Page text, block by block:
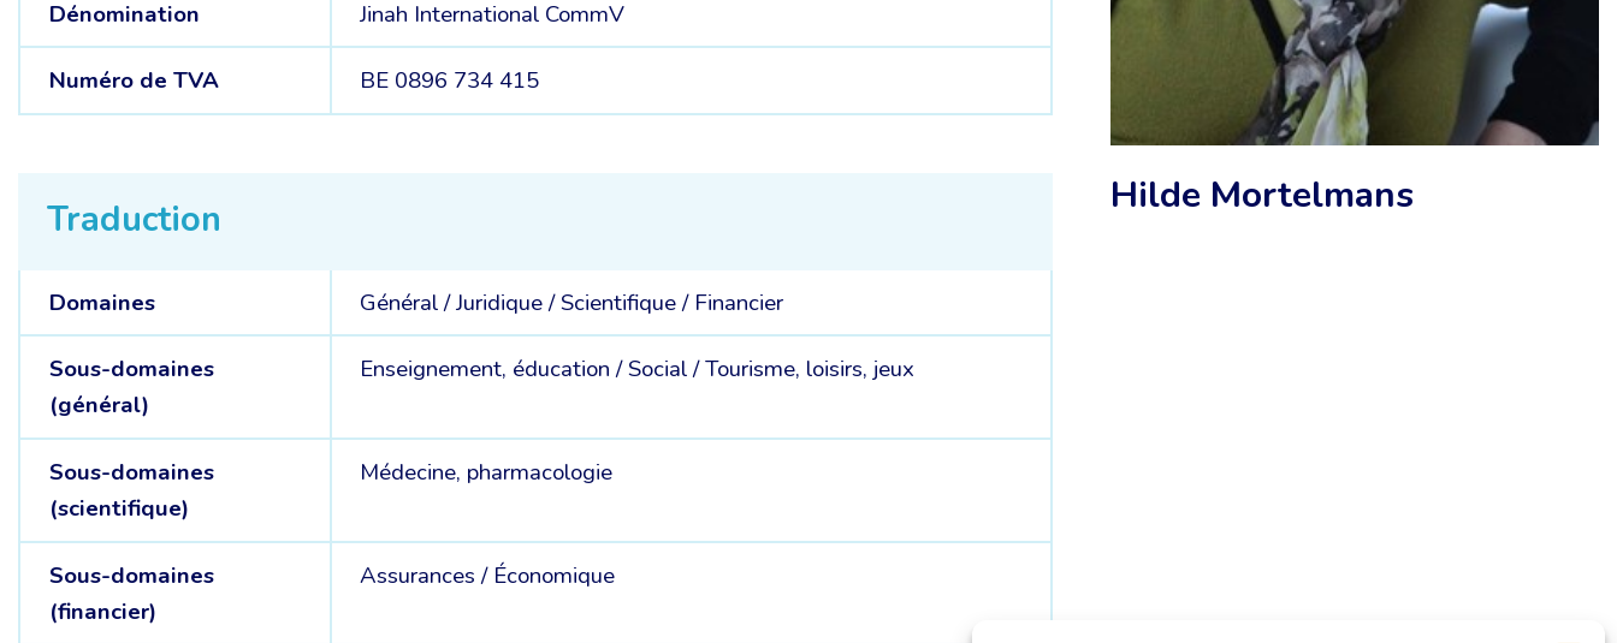
Dénomination Jinah International CommV
Numéro de TVA BE 0896 734 415
Traduction
Domaines Général /Juridique /Scientifique / Financier
Sous-domaines
(général)
Enseignement, éducation /Social /Tourisme, loisirs, jeux
Sous-domaines
(scientifique)
Médecine, pharmacologie
Sous-domaines
(financier)
Assurances / Économique
Hilde Mortelmans